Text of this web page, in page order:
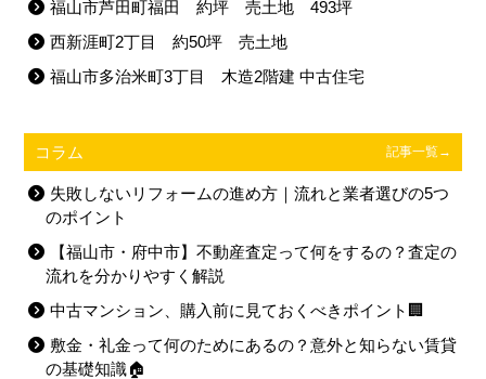
福山市芦田町福田 約坪 売土地 493坪
西新涯町2丁目 約50坪 売土地
福山市多治米町3丁目 木造2階建 中古住宅
コラム 記事一覧→
失敗しないリフォームの進め方｜流れと業者選びの5つ
のポイント
【福山市・府中市】不動産査定って何をするの？査定の
流れを分かりやすく解説
中古マンション、購入前に見ておくべきポイント🏢
敷金・礼金って何のためにあるの？意外と知らない賃貸
の基礎知識🏠